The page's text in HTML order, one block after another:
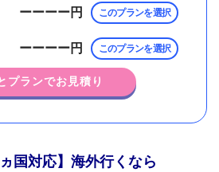
ーーーー円 このプランを選択
ーーーー円 このプランを選択
プランでお見積り
国対応】海外行くなら